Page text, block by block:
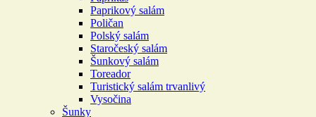
Paprikový salám
Poličan
Polský salám
Staročeský salám
Šunkový salám
Toreador
Turistický salám trvanlivý
Vysočina
Šunky